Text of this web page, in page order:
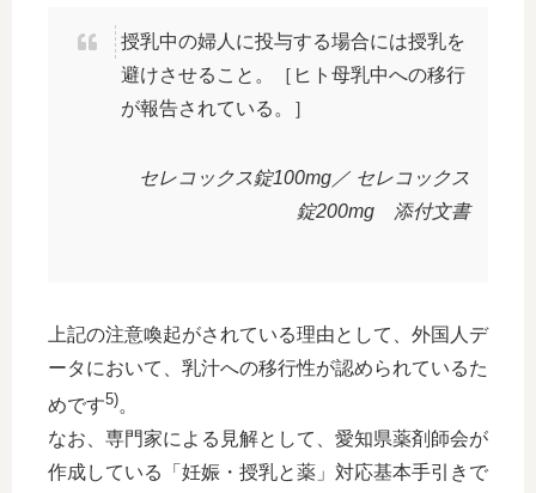
授乳中の婦人に投与する場合には授乳を
避けさせること。［ヒト母乳中への移行
が報告されている。］
セレコックス錠100mg／ セレコックス
錠200mg 添付文書
上記の注意喚起がされている理由として、外国人デ
ータにおいて、乳汁への移行性が認められているた
めです5)。
なお、専門家による見解として、愛知県薬剤師会が
作成している「妊娠・授乳と薬」対応基本手引きで